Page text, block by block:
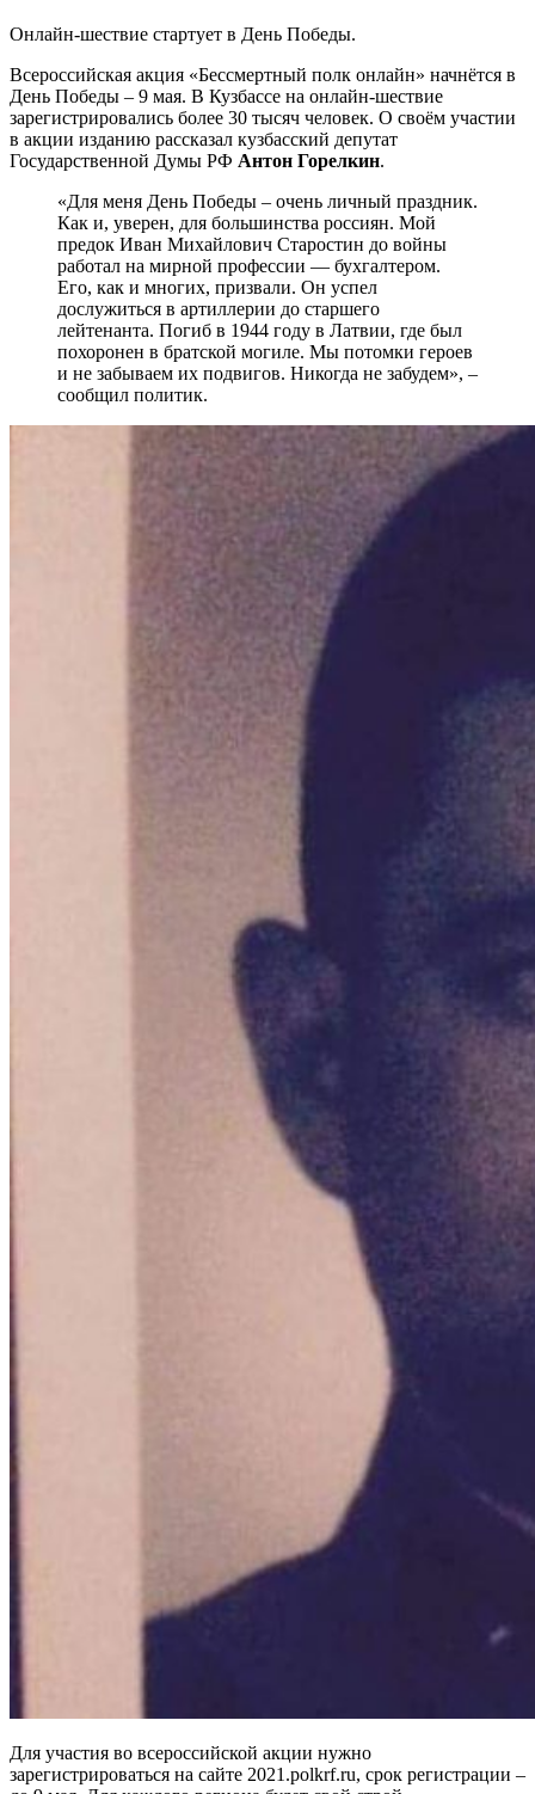
Онлайн-шествие стартует в День Победы.
Всероссийская акция «Бессмертный полк онлайн» начнётся в
День Победы – 9 мая. В Кузбассе на онлайн-шествие
зарегистрировались более 30 тысяч человек. О своём участии
в акции изданию рассказал кузбасский депутат
Государственной Думы РФ Антон Горелкин.
«Для меня День Победы – очень личный праздник.
Как и, уверен, для большинства россиян. Мой
предок Иван Михайлович Старостин до войны
работал на мирной профессии — бухгалтером.
Его, как и многих, призвали. Он успел
дослужиться в артиллерии до старшего
лейтенанта. Погиб в 1944 году в Латвии, где был
похоронен в братской могиле. Мы потомки героев
и не забываем их подвигов. Никогда не забудем», –
сообщил политик.
Для участия во всероссийской акции нужно
зарегистрироваться на сайте 2021.polkrf.ru, срок регистрации –